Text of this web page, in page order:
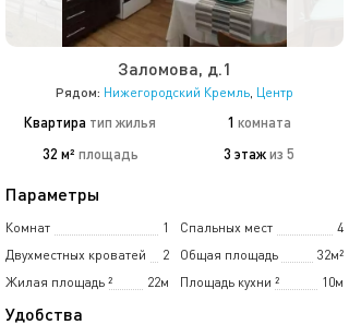
Заломова, д.1
Рядом: Нижегородский Кремль, Центр
Квартира тип жилья 1 комната
32 м² площадь 3 этажиз 5
Параметры
Комнат 1 Спальных мест
4
Двухместных кроватей
2 Общая площадь
32м²
Жилая площадь
22м
² Площадь кухни 10м
²
Удобства